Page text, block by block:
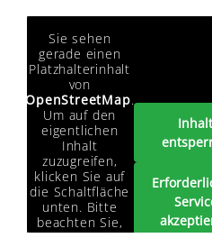
Sie sehen
gerade einen
Platzhalterinhalt
von
OpenStreetMap.
Um auf den
eigentlichen
Inhalt
zuzugreifen,
klicken Sie auf
die Schaltfläche
unten. Bitte
beachten Sie,
dass dabei